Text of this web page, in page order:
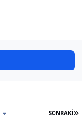
SONRAKI